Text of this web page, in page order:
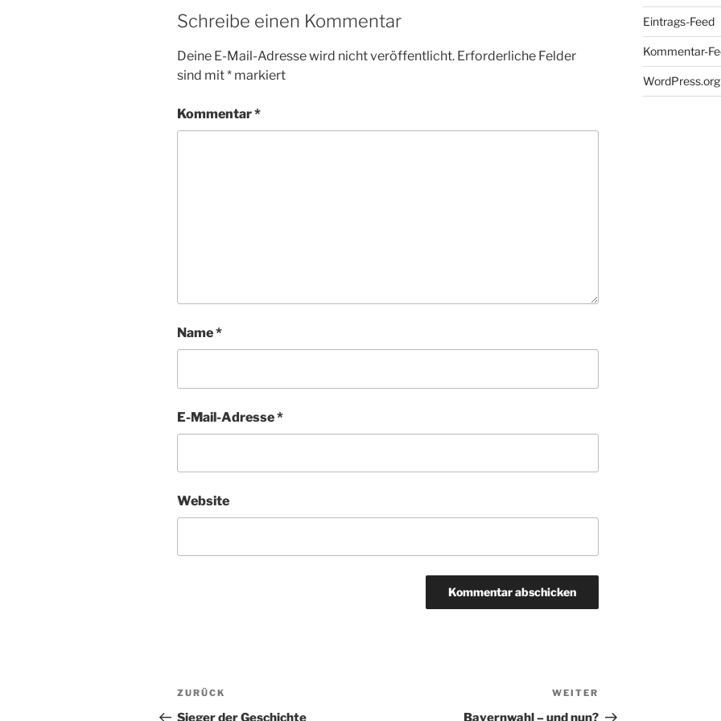
Schreibe einen Kommentar
Deine E-Mail-Adresse wird nicht veröffentlicht. Erforderliche Felder
sind mit* markiert
Kommentar*
Name*
E-Mail-Adresse*
Website
Beitragsnavigation
Vorheriger
Beitrag
ZURÜCK
Sieger der Geschichte
Beitrag
WEITER
Bayernwahl – und nun?
Eintrags-Feed
Kommentar-
WordPress.org